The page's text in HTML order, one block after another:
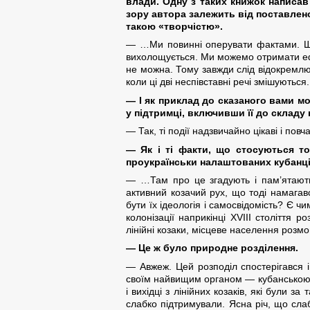
зору автора залежить від
такою «творчістю».
— …Ми повинні оперувати фактами.
вихолощується. Ми можемо отримати
не можна. Тому завжди слід
коли ці дві неспівставні речі змішуються.
— І як приклад до сказаного вами
у підтримці, включивши її до
— Так, ті події надзвичайно цікаві і
— Як і ті факти, що стосуються
проукраїнськи налаштованих
— …Там про це згадують і
активний козачий рух, що тоді
бути їх ідеологія і самосвідомість? Є
колонізації наприкінці XVIII
лінійні козаки, місцеве населення
— Це ж було природне розділення.
— Авжеж. Цей розподіл спостерігався
своїм найвищим органом — кубанською
і вихідці з лінійних козаків, які були
слабко підтримували. Ясна річ, що